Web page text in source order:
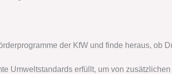
der KfW und finde heraus, ob
Umweltstandards erfüllt, um von